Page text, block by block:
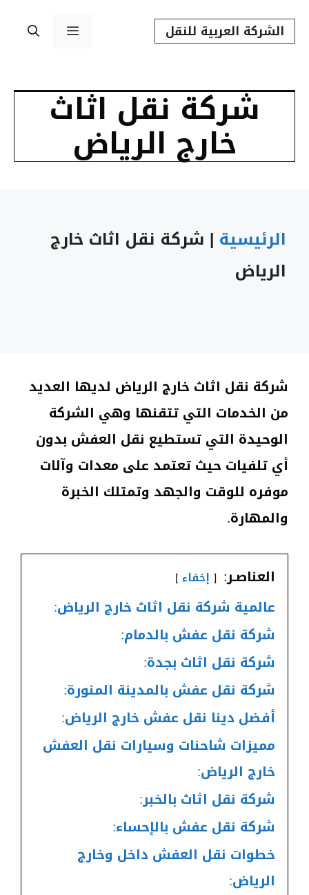
انتقل
إلىالشركة العربية للنقل القائمة
شركة نقل اثاث
خارج الرياض
الرئيسية | شركة نقل اثاث خارج
الرياض
شركة نقل اثاث خارج الرياض لديها العديد
من الخدمات التي تتقنها وهي الشركة
الوحيدة التي تستطيع نقل العفش بدون
أي تلفيات حيث تعتمد على معدات وآلات
موفره للوقت والجهد وتمتلك الخبرة
والمهارة.
العناصـر: إخفاء
عالمية شركة نقل اثاث خارج الرياض:
شركة نقل عفش بالدمام:
شركة نقل اثاث بجدة:
شركة نقل عفش بالمدينة المنورة:
أفضل دينا نقل عفش خارج الرياض:
مميزات شاحنات وسيارات نقل العفش
خارج الرياض:
شركة نقل اثاث بالخبر:
شركة نقل عفش بالإحساء:
خطوات نقل العفش داخل وخارج
الرياض: